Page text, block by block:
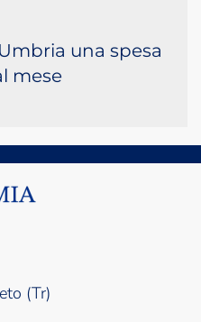
una spesa
mese
(Tr)